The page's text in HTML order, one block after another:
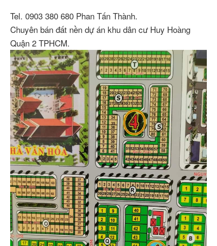
Tel. 0903 380 680 Phan Tấn Thành.
Chuyên bán đất nền dự án khu dân cư Huy Hoàng
Quận 2 TPHCM.